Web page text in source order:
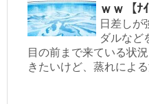
ｗｗ【ﾅ
日差しが
ダルなど
目の前まで来ている状
きたいけど、蒸れによ